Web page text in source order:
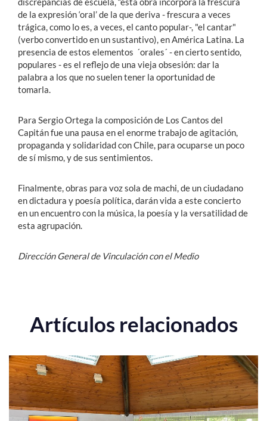
de la expresión ‘oral’ de la que deriva - frescura a veces
trágica, como lo es, a veces, el canto popular-, "el cantar"
(verbo convertido en un sustantivo), en América Latina. La
presencia de estos elementos ´orales´ - en cierto sentido,
populares - es el reflejo de una vieja obsesión: dar la
palabra a los que no suelen tener la oportunidad de
tomarla.
Para Sergio Ortega la composición de Los Cantos del
Capitán fue una pausa en el enorme trabajo de agitación,
propaganda y solidaridad con Chile, para ocuparse un poco
de sí mismo, y de sus sentimientos.
Finalmente, obras para voz sola de machi, de un ciudadano
en dictadura y poesía política, darán vida a este concierto
en un encuentro con la música, la poesía y la versatilidad de
esta agrupación.
Dirección General de Vinculación con el Medio
Artículos relacionados